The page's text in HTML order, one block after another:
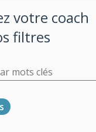
votre coach
filtres